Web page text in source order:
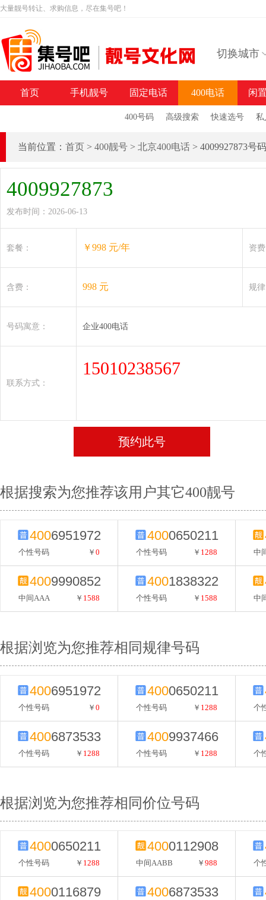
大量靓号转让、求购信息，尽在集号吧！
切换城市
首页 手机靓号 固定电话 400电话
400号码 高级搜索 快速选号 私
闲
当前位置： 首页 > 400靓号 > 北京400电话 > 4009927873号
4009927873
发布时间：2026-06-13
套餐： ￥998 元/年 资
含费： 998 元 规
号码寓意： 企业400电话
联系方式：
15010238567
预约此号
根据搜索为您推荐该用户其它400靓号
4006951972
个性号码 ￥0
4000650211
个性号码 ￥ 1288 中
4009990852
中间AAA ￥ 1588
4001838322
个性号码 ￥ 1588 中
根据浏览为您推荐相同规律号码
4006951972
个性号码 ￥0
4000650211
个性号码 ￥ 1288 个
4006873533
个性号码 ￥ 1288
4009937466
个性号码 ￥ 1288 个
根据浏览为您推荐相同价位号码
4000650211
个性号码 ￥ 1288
4000112908
中间AABB ￥988 个
4000116879 4006873533